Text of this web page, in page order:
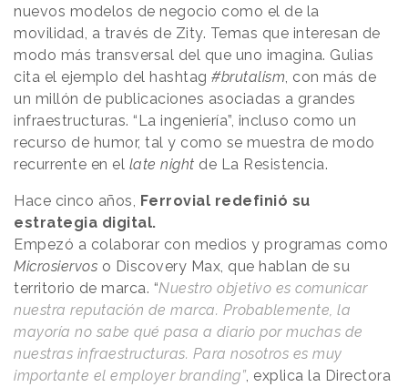
nuevos modelos de negocio como el de la
movilidad, a través de Zity. Temas que interesan de
modo más transversal del que uno imagina. Gulias
cita el ejemplo del hashtag #brutalism, con más de
un millón de publicaciones asociadas a grandes
infraestructuras. “La ingeniería”, incluso como un
recurso de humor, tal y como se muestra de modo
recurrente en el late night de La Resistencia.
Hace cinco años, Ferrovial redefinió su
estrategia digital.
Empezó a colaborar con medios y programas como
Microsiervos o Discovery Max, que hablan de su
territorio de marca. “Nuestro objetivo es comunicar
nuestra reputación de marca. Probablemente, la
mayoría no sabe qué pasa a diario por muchas de
nuestras infraestructuras. Para nosotros es muy
importante el employer branding”, explica la Directora